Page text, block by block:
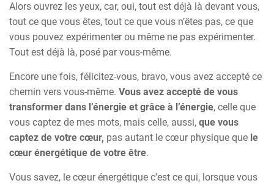
Alors ouvrez les yeux, car, oui, tout est déjà là devant vous,
tout ce que vous êtes, tout ce que vous n’êtes pas, ce que
vous pouvez expérimenter ou même ne pas expérimenter.
Tout est déjà là, posé par vous-même.
Encore une fois, félicitez-vous, bravo, vous avez accepté ce
chemin vers vous-même. Vous avez accepté de vous
transformer dans l’énergie et grâce à l’énergie, celle que
vous captez de mes mots, mais celle, aussi, que vous
captez de votre cœur, pas autant le cœur physique que le
cœur énergétique de votre être.
Vous savez, le cœur énergétique c’est ce qui, lorsque vous